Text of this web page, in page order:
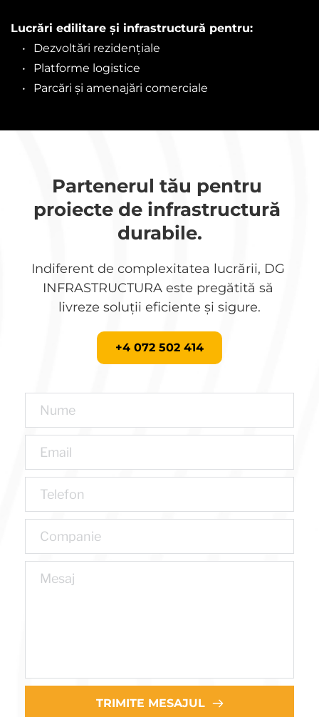
Lucrări edilitare și infrastructură pentru:
Dezvoltări rezidențiale
Platforme logistice
Parcări și amenajări comerciale
Partenerul tău pentru
proiecte de infrastructură
durabile.
Indiferent de complexitatea lucrării, DG
INFRASTRUCTURA este pregătită să
livreze soluții eficiente și sigure.
+4 072 502 414
TRIMITE MESAJUL